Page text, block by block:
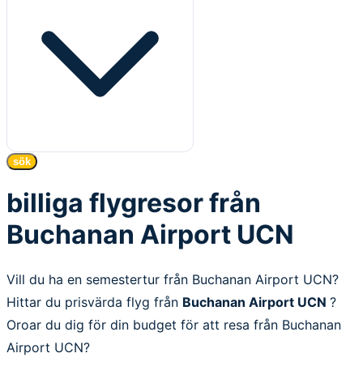
sök
billiga flygresor från
Buchanan Airport UCN
Vill du ha en semestertur från Buchanan Airport UCN?
Hittar du prisvärda flyg från Buchanan Airport UCN ?
Oroar du dig för din budget för att resa från Buchanan
Airport UCN?